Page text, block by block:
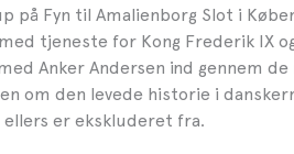
på Fyn til Amalienborg Slot i
tjeneste for Kong Frederik IX
Anker Andersen ind gennem
om den levede historie i
ellers er ekskluderet fra.